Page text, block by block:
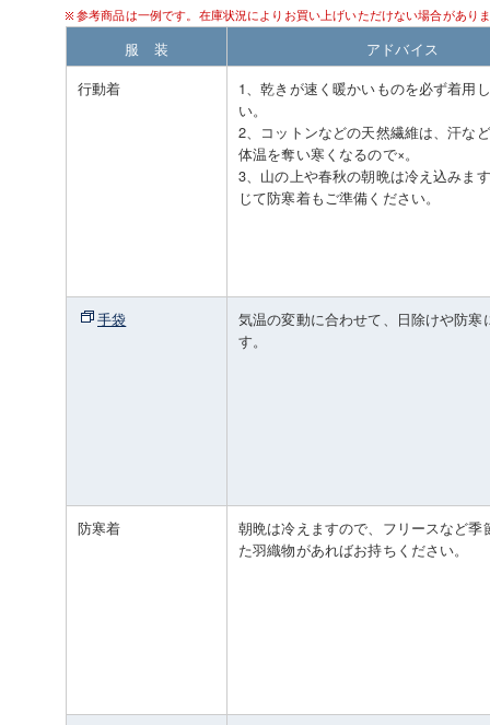
参考商品は一例です。在庫状況によりお買い上げいただけない場合があり
服 装
アドバイス
行動着
1、乾きが速く暖かいものを必ず着用
い。
2、コットンなどの天然繊維は、汗な
体温を奪い寒くなるので×。
3、山の上や春秋の朝晩は冷え込みま
じて防寒着もご準備ください。
手袋
気温の変動に合わせて、日除けや防寒
す。
防寒着
朝晩は冷えますので、フリースなど季
た羽織物があればお持ちください。